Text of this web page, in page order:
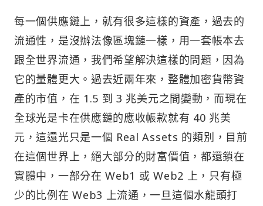
每一個供應鏈上，就有很多這樣的資產，過去的
流通性，是沒辦法像區塊鏈一樣，用一套帳本去
跟全世界流通，我們希望解決這樣的問題，因為
它的量體更大。過去近兩年來，整體加密貨幣資
產的市值，在 1.5 到 3 兆美元之間變動，而現在
全球光是卡在供應鏈的應收帳款就有 40 兆美
元，這還光只是一個 Real Assets 的類別，目前
在這個世界上，絕大部分的財富價值，都還鎖在
實體中，一部分在 Web1 或 Web2 上，只有極
少的比例在 Web3 上流通，一旦這個水龍頭打